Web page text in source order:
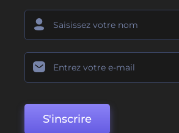
S'inscrire